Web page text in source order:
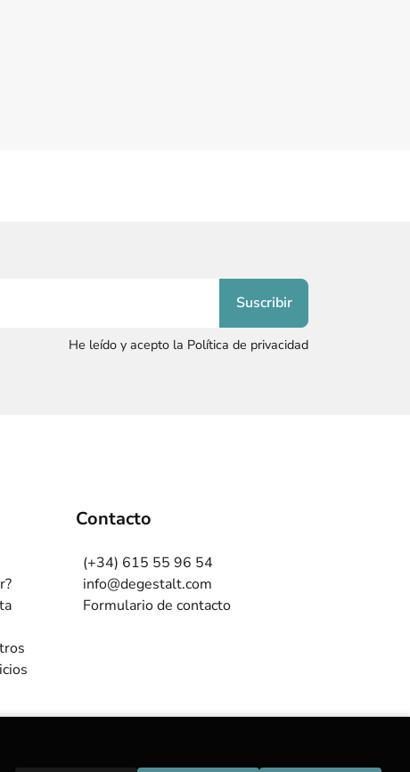
He leído y acepto la Política de privacidad
Contacto
(+34) 615 55 96 54
info@degestalt.com
Formulario de contacto